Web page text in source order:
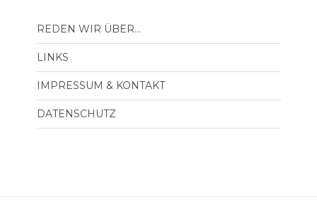
REDEN WIR ÜBER…
LINKS
IMPRESSUM & KONTAKT
DATENSCHUTZ